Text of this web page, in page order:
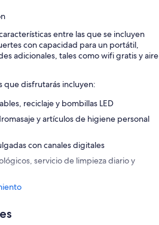
entre las que se incluyen
con capacidad para un portátil,
adicionales, tales como wifi gratis y aire
que disfrutarás incluyen:
reciclaje y bombillas LED
y artículos de higiene personal
con canales digitales
servicio de limpieza diario y